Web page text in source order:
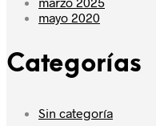
mayo 2020
Categorías
Sin categoría